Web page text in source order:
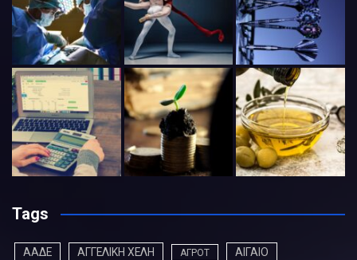
Tags
ΑΑΔΕ ΑΓΓΕΛΙΚΗ ΧΕΛΗ ΑΓΡΟΤ ΑΙΓΑΙΟ